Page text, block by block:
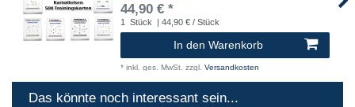
44,90 € *
1 Stück | 44,90 € / Stück
In den Warenkorb
* inkl. ges. MwSt. zzgl. Versandkosten
Das könnte noch interessant sein...